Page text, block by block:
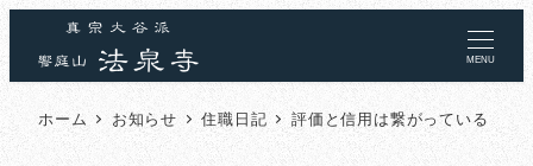
MENU
ホーム お知らせ 住職日記 評価と信用は繋がっている